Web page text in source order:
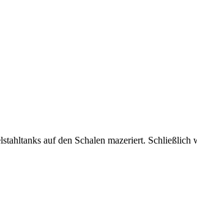
auf den Schalen mazeriert.